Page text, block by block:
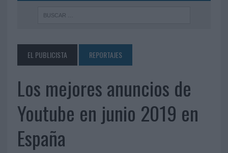
EL PUBLICISTA REPORTAJES
Los mejores anuncios de
Youtube en junio 2019 en
España